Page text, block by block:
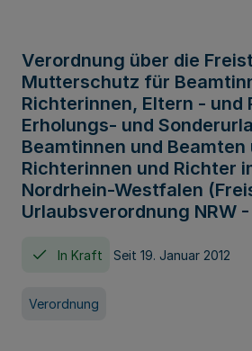
Verordnung über die
Mutterschutz für
Richterinnen, Eltern - und
Erholungs- und
Beamtinnen und Beamten
Richterinnen und Richter
Nordrhein-Westfalen
Urlaubsverordnung NRW -
In Kraft Seit 19. Januar 2012
Verordnung